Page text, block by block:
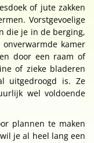
of jute zakken
Vorstgevoelige
die je in de berging,
kamer
door een raam of
of zieke bladeren
uitgedroogd is. Ze
wel voldoende
plannen te maken
je al heel lang een